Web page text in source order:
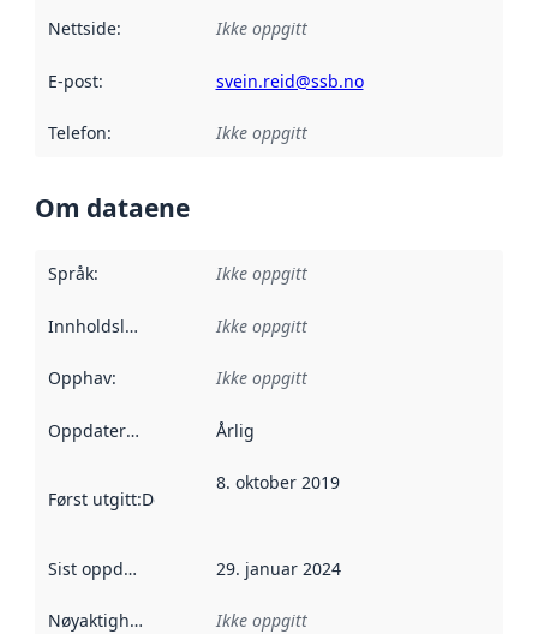
Nettside: Ikke oppgitt
E-post: svein.reid@ssb.no
Telefon: Ikke oppgitt
Om dataene
Språk: Ikke oppgitt
Innholdsleverandører :
Ikke oppgitt
Opphav: Ikke oppgitt
Oppdateringsfrekvens :
Årlig
Først utgitt:Denne datoen sier når dataene i dette
8. oktober 2019
Sist oppdatert 29. januar 2024
Nøyaktighet Ikke oppgitt